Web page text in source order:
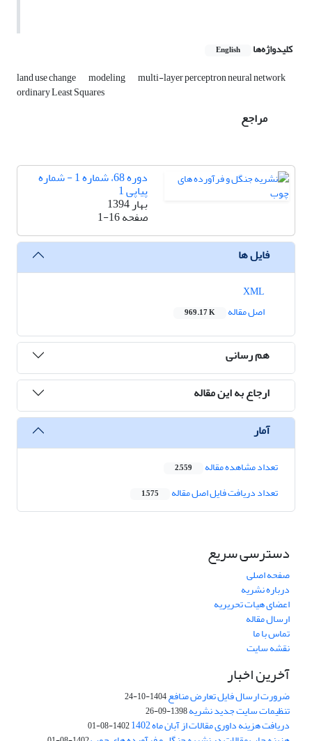
کلیدواژه‌ها English
land use change modeling multi-layer perceptron neural network
ordinary Least Squares
مراجع
دوره 68، شماره 1 - شماره
پیاپی 1
بهار 1394
صفحه1-16
فایل ها
اصل مقاله
969.17 K
هم رسانی
ارجاع به این مقاله
آمار
تعداد مشاهده مقاله 2,559
تعداد دریافت فایل اصل مقاله 1,575
دسترسی سریع
صفحه اصلی
درباره نشریه
اعضای هیات تحریریه
ارسال مقاله
تماس با ما
نقشه سایت
آخرین اخبار
ضرورت ارسال فایل تعارض منافع1404-10-24
تنظیمات سایت جدید نشریه1398-09-26
دریافت هزینه داوری مقالات از آبان ماه 1402 1402-08-01